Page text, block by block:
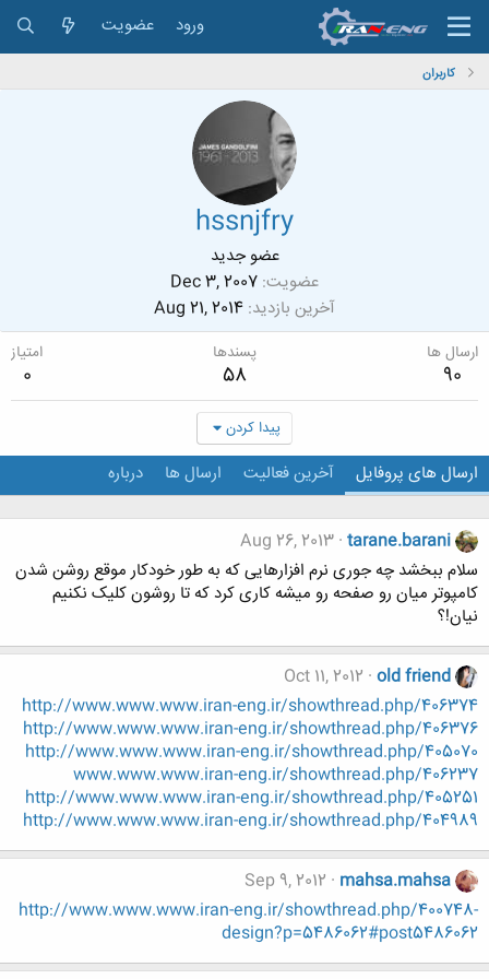
ورود عضویت
کاربران
hssnjfry
عضو جدید
عضویت Dec 3, 2007
آخرین بازدید Aug 21, 2014
ارسال ها
90
پسندها
58
امتیاز
0
پیدا کردن
ارسال های پروفایل آخرین فعالیت ارسال ها درباره
tarane.barani
Aug 26, 2013
سلام ببخشد چه جوری نرم افزارهایی که به طور خودکار موقع روشن شدن
کامپوتر میان رو صفحه رو میشه کاری کرد که تا روشون کلیک نکنیم
نیان!؟
old friend
Oct 11, 2012
http://www.www.www.iran-eng.ir/showthread.php/406374
http://www.www.www.iran-eng.ir/showthread.php/406376
http://www.www.www.iran-eng.ir/showthread.php/405070
www.www.www.iran-eng.ir/showthread.php/406237
http://www.www.www.iran-eng.ir/showthread.php/405251
http://www.www.www.iran-eng.ir/showthread.php/404989
mahsa.mahsa
Sep 9, 2012
http://www.www.www.iran-eng.ir/showthread.php/400748-
design?p=5486062#post5486062